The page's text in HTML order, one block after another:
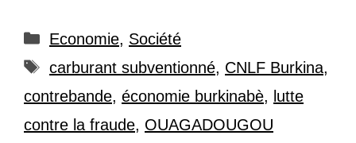
Catégories
Economie, Société
Étiquettes
carburant subventionné, CNLF Burkina,
contrebande, économie burkinabè, lutte
contre la fraude, OUAGADOUGOU